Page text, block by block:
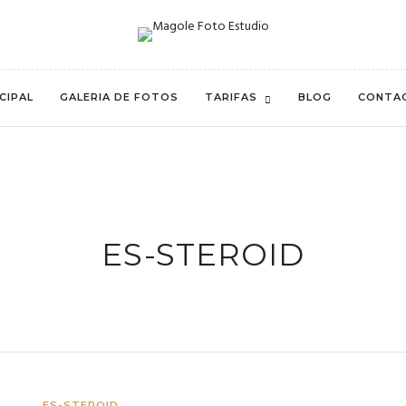
GALERIA DE FOTOS TARIFAS BLOG
ES-STEROID